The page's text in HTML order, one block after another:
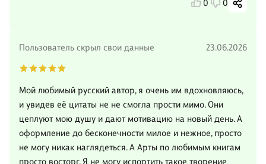
0 0
Пользователь скрыл свои данные 23.06.2026
Мой любимый русский автор, я очень им вдохновляюсь,
и увидев её цитаты не не смогла прости мимо. Они
цеплуют мою душу и дают мотивацию на новый день. А
оформление до бесконечности милое и нежное, просто
не могу никак наглядеться. А Арты по любимым книгам
просто восторг. Я не могу испортить такое творение